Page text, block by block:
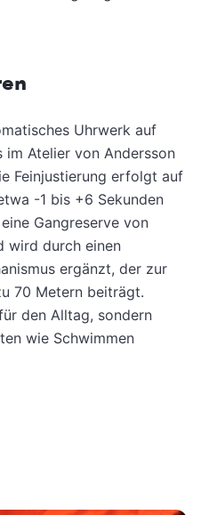
Uhrwerk auf
im Atelier von Andersson
Feinjustierung erfolgt auf
-1 bis +6 Sekunden
Gangreserve von
wird durch einen
ergänzt, der zur
70 Metern beiträgt.
den Alltag, sondern
wie Schwimmen